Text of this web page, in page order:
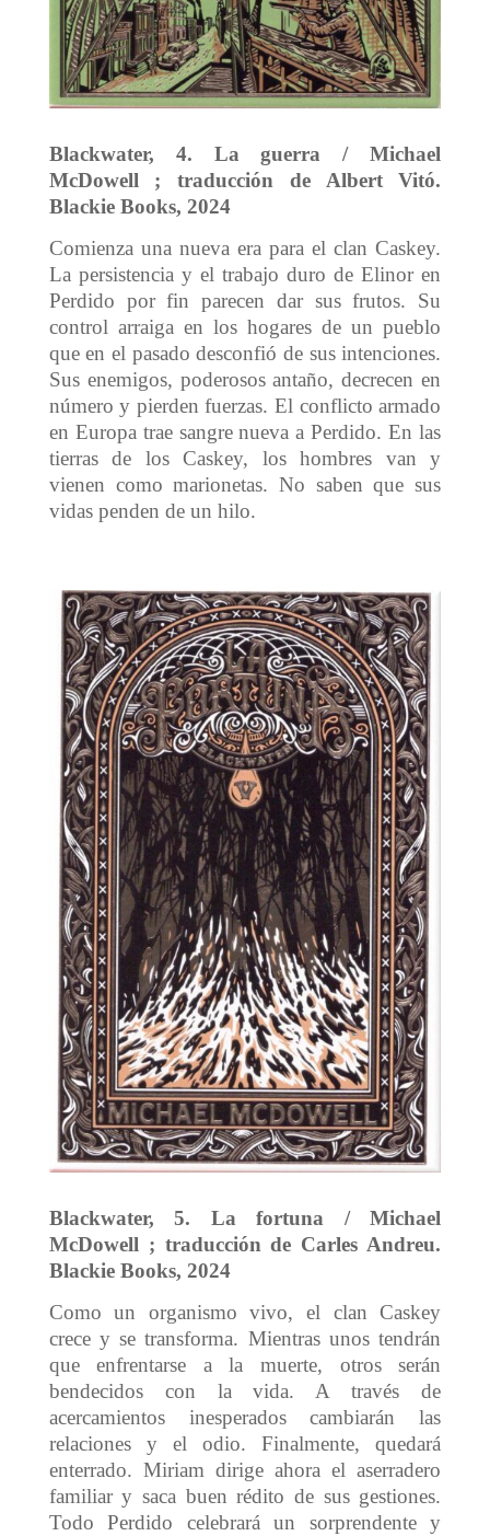
Blackwater, 4. La guerra / Michael
McDowell ; traducción de Albert Vitó.
Blackie Books, 2024
Comienza una nueva era para el clan Caskey.
La persistencia y el trabajo duro de Elinor en
Perdido por fin parecen dar sus frutos. Su
control arraiga en los hogares de un pueblo
que en el pasado desconfió de sus intenciones.
Sus enemigos, poderosos antaño, decrecen en
número y pierden fuerzas. El conflicto armado
en Europa trae sangre nueva a Perdido. En las
tierras de los Caskey, los hombres van y
vienen como marionetas. No saben que sus
vidas penden de un hilo.
Blackwater, 5. La fortuna / Michael
McDowell ; traducción de Carles Andreu.
Blackie Books, 2024
Como un organismo vivo, el clan Caskey
crece y se transforma. Mientras unos tendrán
que enfrentarse a la muerte, otros serán
bendecidos con la vida. A través de
acercamientos inesperados cambiarán las
relaciones y el odio. Finalmente, quedará
enterrado. Miriam dirige ahora el aserradero
familiar y saca buen rédito de sus gestiones.
Todo Perdido celebrará un sorprendente y